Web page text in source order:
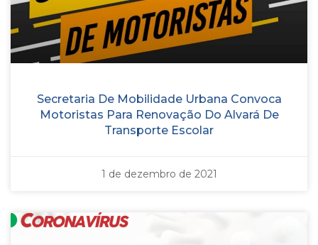
Secretaria De Mobilidade Urbana Convoca
Motoristas Para Renovação Do Alvará De
Transporte Escolar
1 de dezembro de 2021